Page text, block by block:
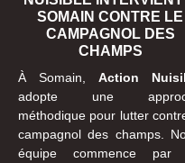
SOMAIN CONTRE LE
CAMPAGNOL DES
CHAMPS
À Somain, Action
adopte une
méthodique pour lutter
campagnol des champs.
équipe commence par